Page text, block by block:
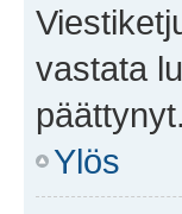
vastata
Ylös